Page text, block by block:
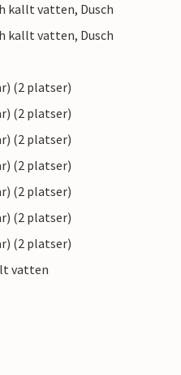
kallt vatten, Dusch
kallt vatten, Dusch
(2 platser)
(2 platser)
(2 platser)
(2 platser)
(2 platser)
(2 platser)
(2 platser)
vatten